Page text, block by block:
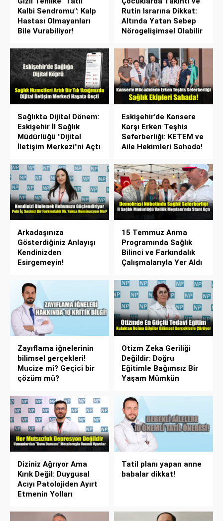
Kalbi Sendromu": Kalp
Hastası Olmayanları
Bile Vurabiliyor!
Rutin Israrına Dikkat:
Altında Yatan Sebep
Nörogelişimsel Olabilir
Sağlıkta Dijital Dönem:
Eskişehir İl Sağlık
Müdürlüğü "Dijital
İletişim Merkezi"ni Açtı
Eskişehir’de Kansere
Karşı Erken Teşhis
Seferberliği: KETEM ve
Aile Hekimleri Sahada!
Arkadaşınıza
Gösterdiğiniz Anlayışı
Kendinizden
Esirgemeyin!
15 Temmuz Anma
Programında Sağlık
Bilinci ve Farkındalık
Çalışmalarıyla Yer Aldı
Zayıflama iğnelerinin
bilimsel gerçekleri!
Mucize mi? Geçici bir
çözüm mü?
Otizm Zeka Geriliği
Değildir: Doğru
Eğitimle Bağımsız Bir
Yaşam Mümkün
Diziniz Ağrıyor Ama
Kırık Değil: Duygusal
Acıyı Patolojiden Ayırt
Etmenin Yolları
Tatil planı yapan anne
babalar dikkat!